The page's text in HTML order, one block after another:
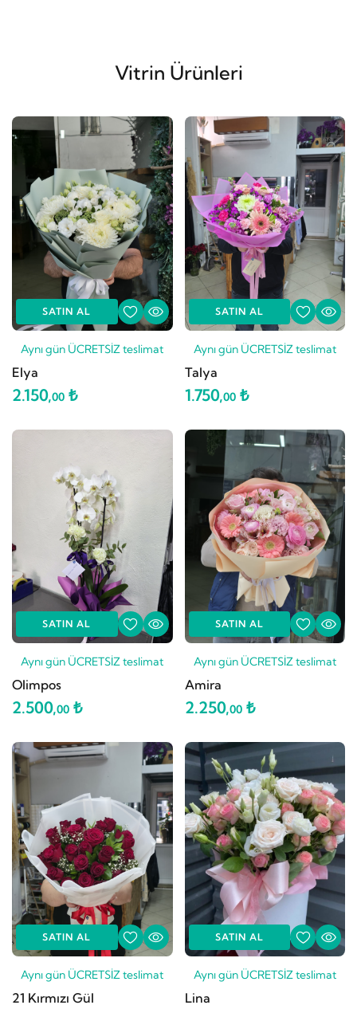
Vitrin Ürünleri
SATIN AL
Aynı gün ÜCRETSİZ teslimat
Elya
2.150,00 ₺
SATIN AL
Aynı gün ÜCRETSİZ teslimat
Talya
1.750,00₺
SATIN AL
Aynı gün ÜCRETSİZ teslimat
Olimpos
2.500,00 ₺
SATIN AL
Aynı gün ÜCRETSİZ teslimat
Amira
2.250,00₺
SATIN AL
Aynı gün ÜCRETSİZ teslimat
21 Kırmızı Gül
SATIN AL
Aynı gün ÜCRETSİZ teslimat
Lina